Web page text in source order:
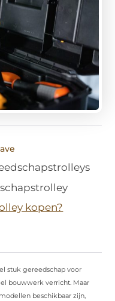
kopen?
stuk gereedschap voor
bouwwerk verricht. Maar
beschikbaar zijn,